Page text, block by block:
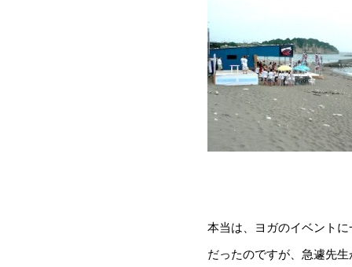
本当は、ヨガのイベント
だったのですが、急遽先